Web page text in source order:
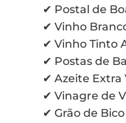
✔ Postal de
✔ Vinho
✔ Vinho Tinto
✔ Postas de
✔ Azeite Extra
✔ Vinagre de
✔ Grão de